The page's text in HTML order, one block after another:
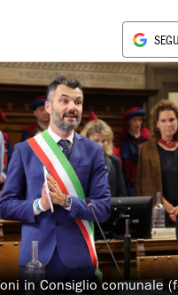
in Consiglio comunale